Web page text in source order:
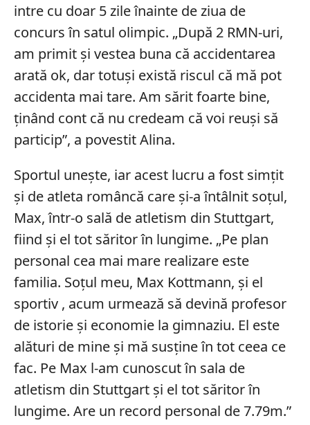
intre cu doar 5 zile înainte de ziua de
concurs în satul olimpic. „După 2 RMN-uri,
am primit și vestea buna că accidentarea
arată ok, dar totuși există riscul că mă pot
accidenta mai tare. Am sărit foarte bine,
ținând cont că nu credeam că voi reuși să
particip”, a povestit Alina.
Sportul unește, iar acest lucru a fost simțit
și de atleta româncă care și-a întâlnit soțul,
Max, într-o sală de atletism din Stuttgart,
fiind și el tot săritor în lungime. „Pe plan
personal cea mai mare realizare este
familia. Soțul meu, Max Kottmann, și el
sportiv , acum urmează să devină profesor
de istorie și economie la gimnaziu. El este
alături de mine și mă susține în tot ceea ce
fac. Pe Max l-am cunoscut în sala de
atletism din Stuttgart și el tot săritor în
lungime. Are un record personal de 7.79m.”